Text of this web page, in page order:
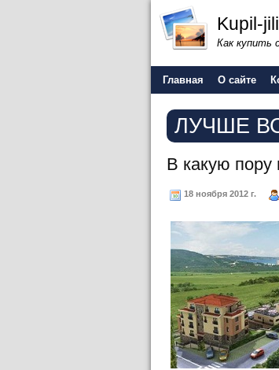
Kupil-
Как купить
Главная О сайте
ЛУЧШЕ
В какую пору
18 ноября 2012 г.